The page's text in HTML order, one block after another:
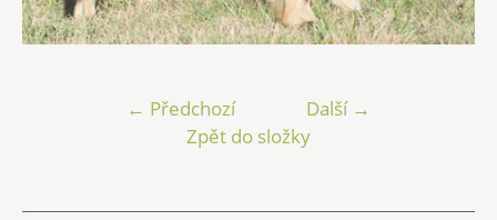
← Předchozí
Další →
Zpět do složky